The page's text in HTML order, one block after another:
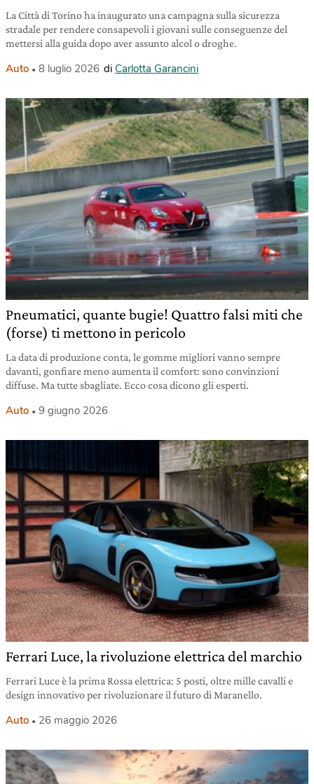
La Città di Torino ha inaugurato una campagna sulla sicurezza
stradale per rendere consapevoli i giovani sulle conseguenze del
mettersi alla guida dopo aver assunto alcol o droghe.
Auto 8 luglio 2026 di Carlotta Garancini
Pneumatici, quante bugie! Quattro falsi miti che
(forse) ti mettono in pericolo
La data di produzione conta, le gomme migliori vanno sempre
davanti, gonfiare meno aumenta il comfort: sono convinzioni
diffuse. Ma tutte sbagliate. Ecco cosa dicono gli esperti.
Auto 9 giugno 2026
Ferrari Luce, la rivoluzione elettrica del marchio
Ferrari Luce è la prima Rossa elettrica: 5 posti, oltre mille cavalli e
design innovativo per rivoluzionare il futuro di Maranello.
Auto 26 maggio 2026